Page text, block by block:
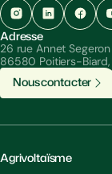
Adresse
26 rue Annet Segeron
86580 Poitiers-Biard,
Nouscontacter
Agrivoltaïsme